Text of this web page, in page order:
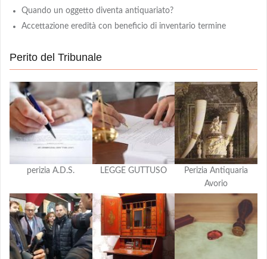
Quando un oggetto diventa antiquariato?
Accettazione eredità con beneficio di inventario termine
Perito del Tribunale
perizia A.D.S. LEGGE GUTTUSO
Perizia Antiquaria
Avorio